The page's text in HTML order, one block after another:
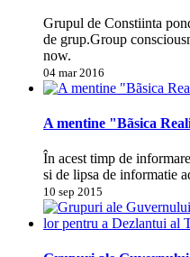
Grupul de Constiinta
de grup.Group
now.
04 mar 2016
A mentine "Bãsica
În acest timp de
si de lipsa de informatie
10 sep 2015